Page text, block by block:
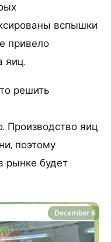
вспышки
привело
яиц.
решить
Производство яиц
поэтому
рынке будет